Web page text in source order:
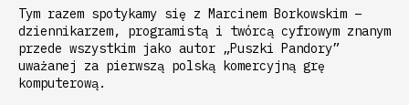
Tym razem spotykamy się z Marcinem Borkowskim –
dziennikarzem, programistą i twórcą cyfrowym znanym
przede wszystkim jako autor „Puszki Pandory”
uważanej za pierwszą polską komercyjną grę
komputerową.